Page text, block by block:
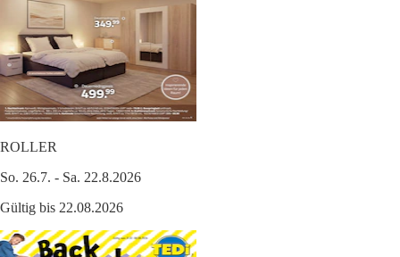
ROLLER
So. 26.7. - Sa. 22.8.2026
Gültig bis 22.08.2026